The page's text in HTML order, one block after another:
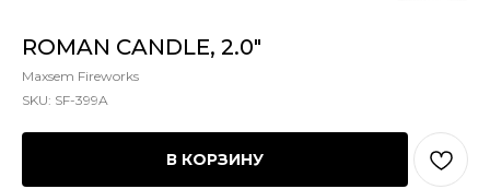
ROMAN CANDLE, 2.0"
Maxsem Fireworks
SKU: SF-399A
В КОРЗИНУ